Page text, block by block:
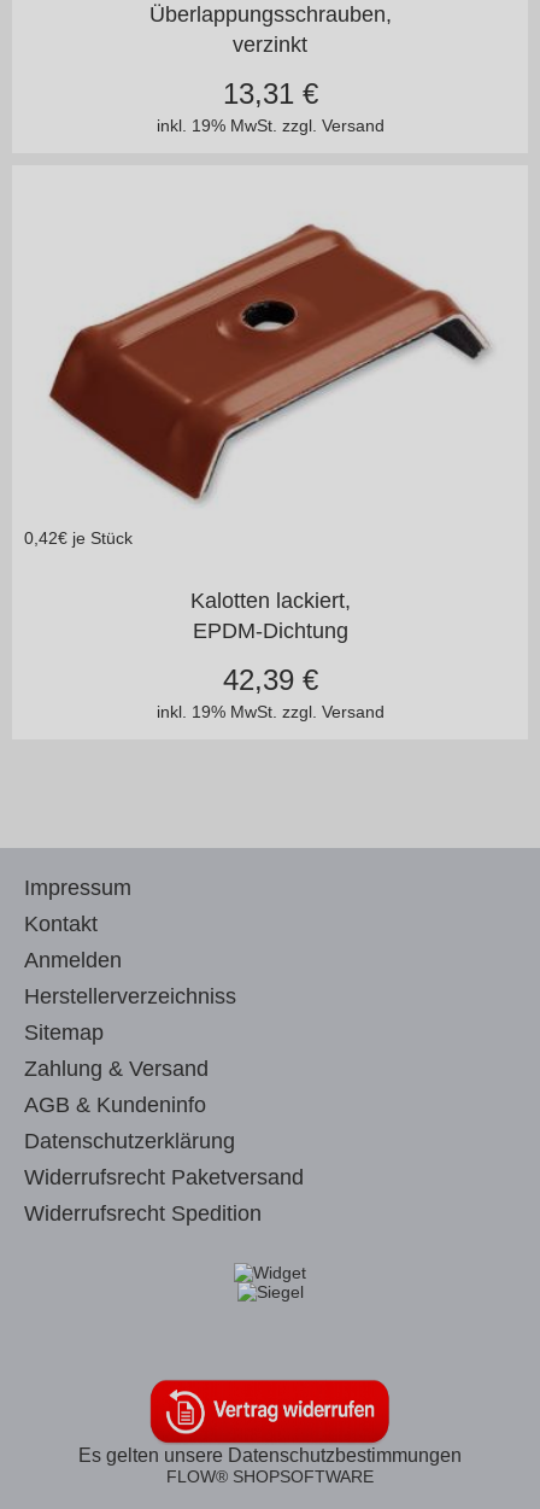
Überlappungsschrauben,
verzinkt
inkl. 19% MwSt. zzgl. Versand
13,31€
0,42€ je Stück
Kalotten lackiert,
EPDM-Dichtung
inkl. 19% MwSt. zzgl. Versand
42,39€
Impressum
Kontakt
Anmelden
Herstellerverzeichniss
Sitemap
Zahlung & Versand
AGB & Kundeninfo
Datenschutzerklärung
Widerrufsrecht Paketversand
Widerrufsrecht Spedition
Es gelten unsere Datenschutzbestimmungen
FLOW® SHOPSOFTWARE